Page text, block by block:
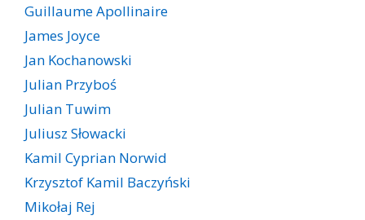
Guillaume Apollinaire
James Joyce
Jan Kochanowski
Julian Przyboś
Julian Tuwim
Juliusz Słowacki
Kamil Cyprian Norwid
Krzysztof Kamil Baczyński
Mikołaj Rej